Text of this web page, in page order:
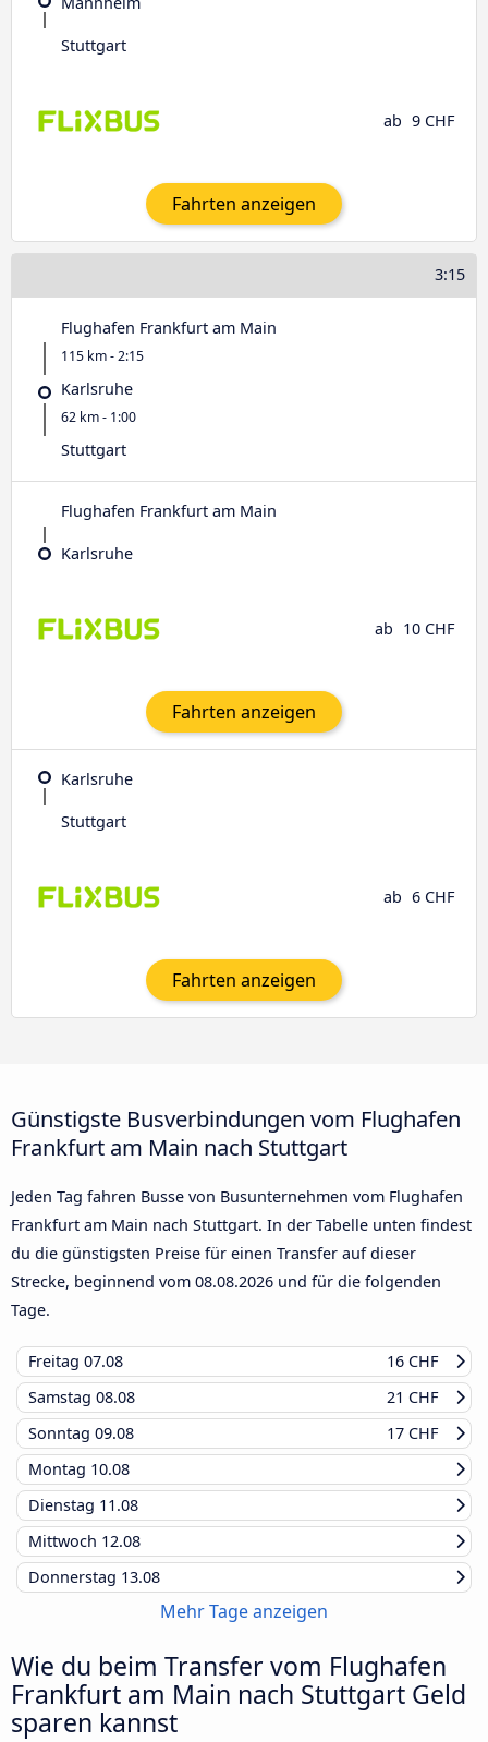
Stuttgart
ab 9 CHF
Fahrten anzeigen
3:15
Flughafen Frankfurt am Main
115 km - 2:15
Karlsruhe
62 km - 1:00
Stuttgart
Flughafen Frankfurt am Main
Karlsruhe
ab 10 CHF
Fahrten anzeigen
Karlsruhe
Stuttgart
ab 6 CHF
Fahrten anzeigen
Günstigste Busverbindungen vom Flughafen
Frankfurt am Main nach Stuttgart
Jeden Tag fahren Busse von Busunternehmen vom Flughafen
Frankfurt am Main nach Stuttgart. In der Tabelle unten findest
du die günstigsten Preise für einen Transfer auf dieser
Strecke, beginnend vom 08.08.2026 und für die folgenden
Tage.
Freitag 07.08
16 CHF
Samstag 08.08
21 CHF
Sonntag 09.08
17 CHF
Montag 10.08
Dienstag 11.08
Mittwoch 12.08
Donnerstag 13.08
Mehr Tage anzeigen
Wie du beim Transfer vom Flughafen
Frankfurt am Main nach Stuttgart Geld
sparen kannst